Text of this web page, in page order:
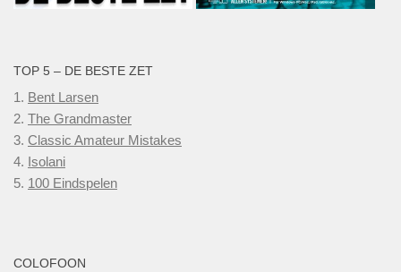
TOP 5 – DE BESTE ZET
1. Bent Larsen
2. The Grandmaster
3. Classic Amateur Mistakes
4. Isolani
5. 100 Eindspelen
COLOFOON